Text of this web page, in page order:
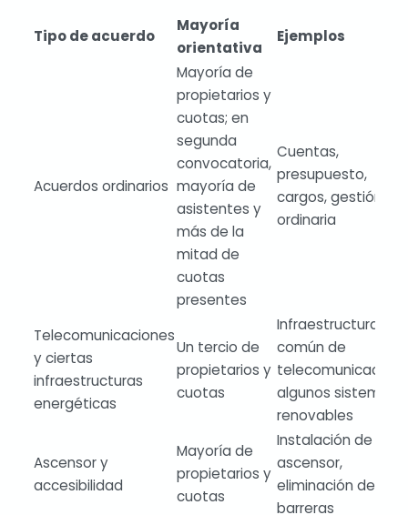
Tipo de acuerdo
Mayoría
orientativa
Ejemplos
Acuerdos ordinarios
Mayoría de
propietarios y
cuotas; en
segunda
convocatoria,
mayoría de
asistentes y
más de la
mitad de
cuotas
presentes
Cuentas,
presupuesto,
cargos, gestión
ordinaria
Telecomunicaciones
y ciertas
infraestructuras
energéticas
Un tercio de
propietarios y
cuotas
Infraestructura
común de
algunos sistemas
renovables
Ascensor y
accesibilidad
Mayoría de
propietarios y
cuotas
Instalación de
ascensor,
eliminación de
barreras